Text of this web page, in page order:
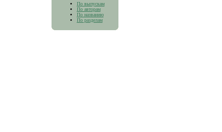
По выпускам
По авторам
По названию
По разделам